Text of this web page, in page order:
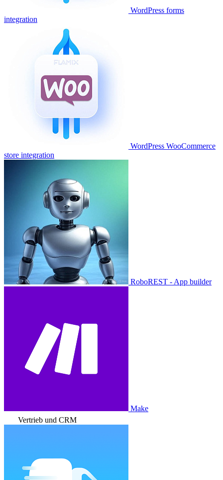
WordPress forms
integration
WordPress WooCommerce
store integration
RoboREST - App builder
Make
Vertrieb und CRM